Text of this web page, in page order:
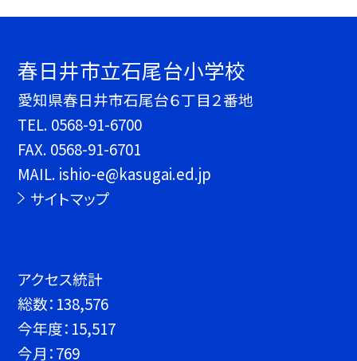
春日井市立石尾台小学校
愛知県春日井市石尾台６丁目２番地
TEL. 0568-91-6700
FAX. 0568-91-6701
MAIL. ishio-e@kasugai.ed.jp
サイトマップ
アクセス統計
総数： 138,576
今年度： 15,517
今月：769